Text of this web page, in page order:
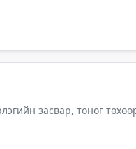
засвар, тоног